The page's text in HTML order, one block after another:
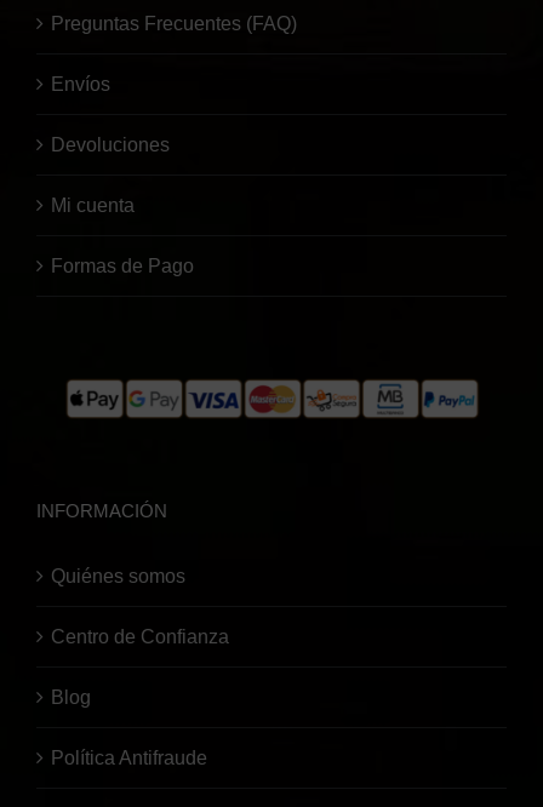
Preguntas Frecuentes (FAQ)
Envíos
Devoluciones
Mi cuenta
Formas de Pago
INFORMACIÓN
Quiénes somos
Centro de Confianza
Blog
Política Antifraude